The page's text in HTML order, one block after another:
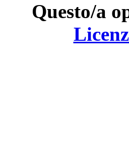
Questo/a